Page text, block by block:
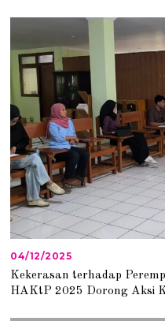
/
0
2
6
04/12/2025
5
/
1
Kekerasan terhadap
HAKtP 2025 Dorong Aksi